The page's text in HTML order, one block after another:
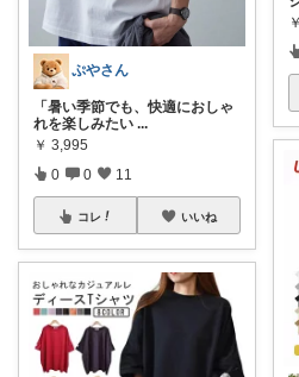
ぷやさん
「暑い季節でも、快適におしゃ
れを楽しみたい ...
￥ 3,995
0 0 11
コレ いいね
￥